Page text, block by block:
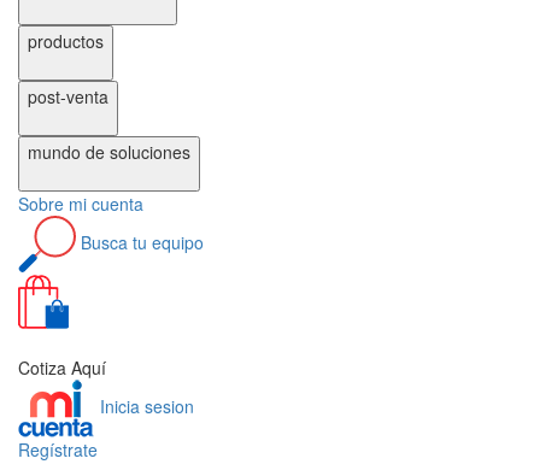
productos
post-venta
mundo de soluciones
Sobre mi cuenta
Busca tu equipo
Cotiza Aquí
Inicia sesion
Regístrate